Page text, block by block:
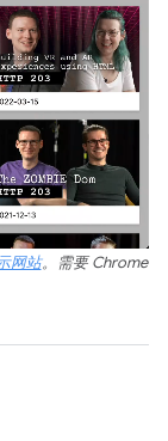
网站。需要 Chrome